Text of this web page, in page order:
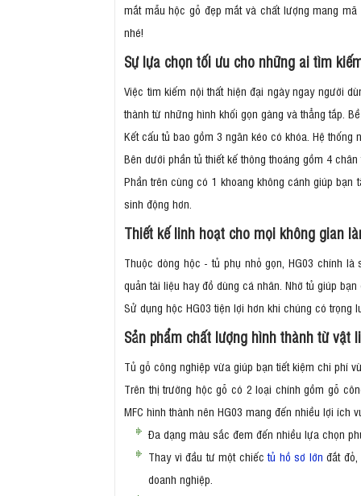
mắt mẫu hộc gỗ đẹp mắt và chất lượng mang
nhé!
Sự lựa chọn tối ưu cho những ai tìm
Việc tìm kiếm nội thất hiện đại ngày ngay người
thành từ những hình khối gọn gàng và thẳng tắp.
Kết cấu tủ bao gồm 3 ngăn kéo có khóa. Hệ
Bên dưới phần tủ thiết kế thông thoáng gồm 4
Phần trên cùng có 1 khoang không cánh giúp
sinh động hơn.
Thiết kế linh hoạt cho mọi không gian
Thuộc dòng hộc - tủ phụ nhỏ gọn, HG03 chính
quản tài liệu hay đồ dùng cá nhân. Nhờ tủ giúp
Sử dụng hộc HG03 tiện lợi hơn khi chúng có
Sản phẩm chất lượng hình thành từ vật
Tủ gỗ công nghiệp vừa giúp bạn tiết kiệm chi phí
Trên thị trường hộc gỗ có 2 loại chính gồm gỗ
MFC hình thành nên HG03 mang đến nhiều lợi ích
Đa dạng màu sắc đem đến nhiều lựa chọn
Thay vì đầu tư một chiếctủ hồ sơ lớn đắt
doanh nghiệp.